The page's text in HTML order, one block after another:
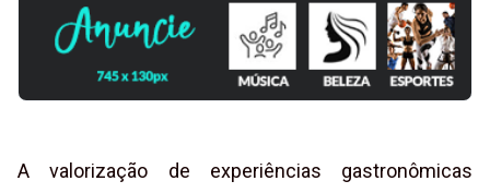
A valorização de experiências gastronômicas